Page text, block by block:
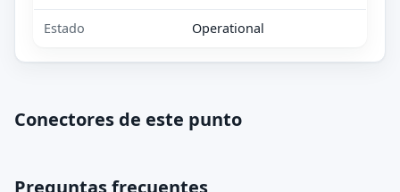
Estado Operational
Conectores de este punto
Preguntas frecuentes